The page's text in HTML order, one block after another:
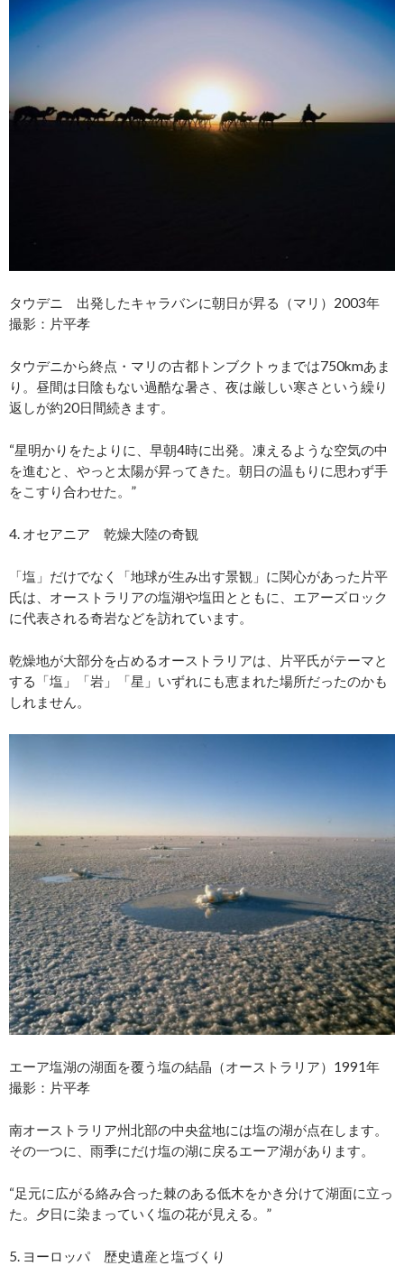
タウデニ 出発したキャラバンに朝日が昇る（マリ）2003年
撮影：片平孝
タウデニから終点・マリの古都トンブクトゥまでは750kmあま
り。昼間は日陰もない過酷な暑さ、夜は厳しい寒さという繰り
返しが約20日間続きます。
“星明かりをたよりに、早朝4時に出発。凍えるような空気の中
を進むと、やっと太陽が昇ってきた。朝日の温もりに思わず手
をこすり合わせた。”
4. オセアニア 乾燥大陸の奇観
「塩」だけでなく「地球が生み出す景観」に関心があった片平
氏は、オーストラリアの塩湖や塩田とともに、エアーズロック
に代表される奇岩などを訪れています。
乾燥地が大部分を占めるオーストラリアは、片平氏がテーマと
する「塩」「岩」「星」いずれにも恵まれた場所だったのかも
しれません。
エーア塩湖の湖面を覆う塩の結晶（オーストラリア）1991年
撮影：片平孝
南オーストラリア州北部の中央盆地には塩の湖が点在します。
その一つに、雨季にだけ塩の湖に戻るエーア湖があります。
“足元に広がる絡み合った棘のある低木をかき分けて湖面に立っ
た。夕日に染まっていく塩の花が見える。”
5. ヨーロッパ 歴史遺産と塩づくり